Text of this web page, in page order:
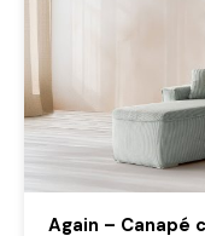
Again – Canapé